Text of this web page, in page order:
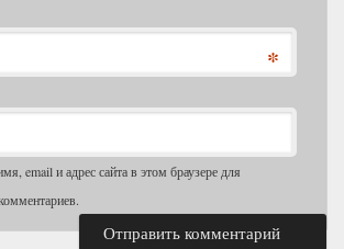
*
email и адрес сайта в этом браузере для